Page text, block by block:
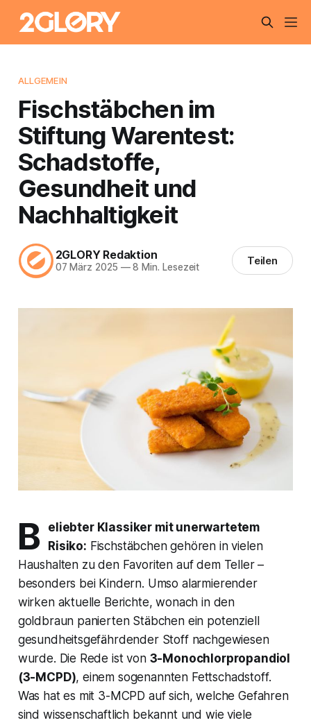
ALLGEMEIN
Fischstäbchen im
Stiftung Warentest:
Schadstoffe,
Gesundheit und
Nachhaltigkeit
2GLORY Redaktion
07 März 2025 —8 Min. Lesezeit Teilen
B
eliebter Klassiker mit unerwartetem
Risiko: Fischstäbchen gehören in vielen
Haushalten zu den Favoriten auf dem Teller –
besonders bei Kindern. Umso alarmierender
wirken aktuelle Berichte, wonach in den
goldbraun panierten Stäbchen ein potenziell
gesundheitsgefährdender Stoff nachgewiesen
wurde. Die Rede ist von 3-Monochlorpropandiol
(3-MCPD), einem sogenannten Fettschadstoff.
Was hat es mit 3-MCPD auf sich, welche Gefahren
sind wissenschaftlich bekannt und wie viele